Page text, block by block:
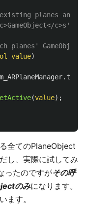
planes and
c>s'.
planes'
value)
m_ARPlaneManager.
(value);
全てのPlaneObject
し、実際に試してみ
ったのですがその呼
のみになります。
ます。